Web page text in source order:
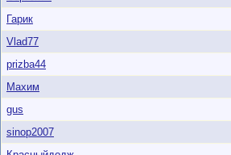
Гарик
Vlad77
prizba44
Махим
gus
sinop2007